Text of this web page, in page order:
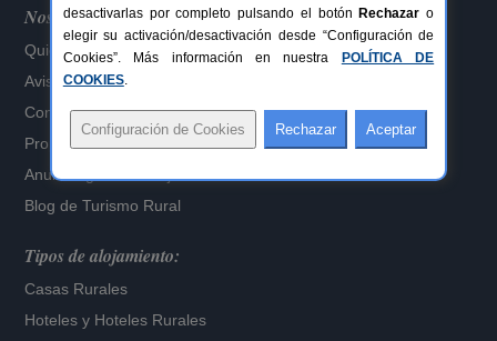
Nosotros
Quiénes somos
Aviso Legal
Configuración de Cookies
Propietarios alojamientos
Anuncia gratis tu alojamiento
Blog de Turismo Rural
Tipos de alojamiento:
Casas Rurales
Hoteles y Hoteles Rurales
desactivarlas por completo pulsando el botón Rechazar o
elegir su activación/desactivación desde “Configuración de
Cookies”. Más información en nuestra
POLÍTICA DE
COOKIES.